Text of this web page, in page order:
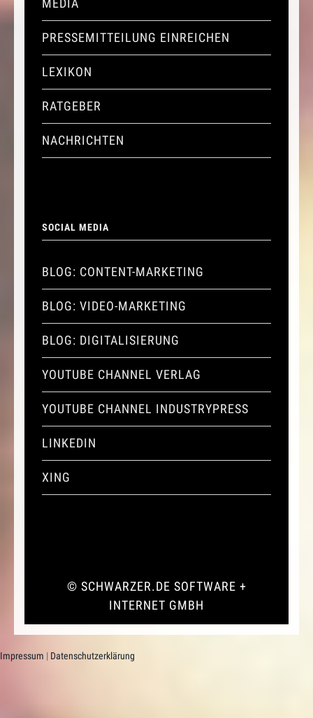
MEDIA
PRESSEMITTEILUNG EINREICHEN
LEXIKON
RATGEBER
NACHRICHTEN
SOCIAL MEDIA
BLOG: CONTENT-MARKETING
BLOG: VIDEO-MARKETING
BLOG: DIGITALISIERUNG
YOUTUBE CHANNEL VERLAG
YOUTUBE CHANNEL INDUSTRYPRESS
LINKEDIN
XING
© SCHWARZER.DE SOFTWARE +
INTERNET GMBH
Impressum | Datenschutzerklärung